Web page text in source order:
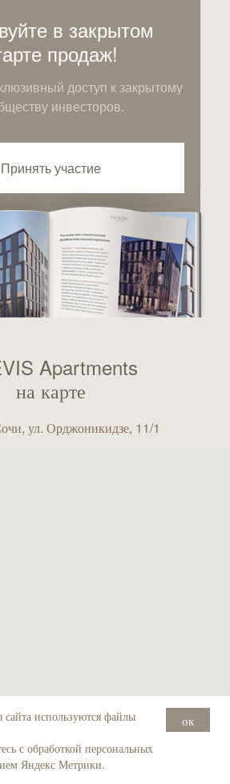
используются файлы
с обработкой персональных
Яндекс Метрики.
ок
доступ к закрытому
инвесторов.
в закрытом
продаж!
Принять участие
Apartments
на карте
ул. Орджоникидзе, 11/1